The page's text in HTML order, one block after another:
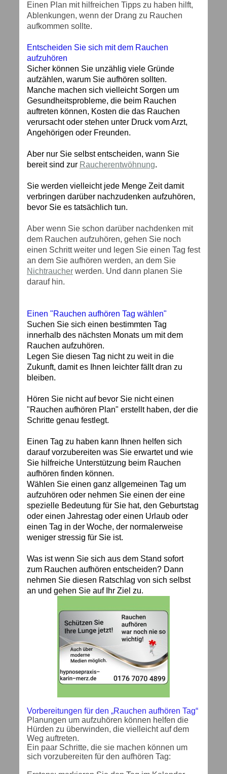
Einen Plan mit hilfreichen Tipps zu haben hilft,
Ablenkungen, wenn der Drang zu Rauchen
aufkommen sollte.
Entscheiden Sie sich mit dem Rauchen
aufzuhören
Sicher können Sie unzählig viele Gründe
aufzählen, warum Sie aufhören sollten.
Manche machen sich vielleicht Sorgen um
Gesundheitsprobleme, die beim Rauchen
auftreten können, Kosten die das Rauchen
verursacht oder stehen unter Druck vom Arzt,
Angehörigen oder Freunden.
Aber nur Sie selbst entscheiden, wann Sie
bereit sind zur Raucherentwöhnung.
Sie werden vielleicht jede Menge Zeit damit
verbringen darüber nachzudenken aufzuhören,
bevor Sie es tatsächlich tun.
Aber wenn Sie schon darüber nachdenken mit
dem Rauchen aufzuhören, gehen Sie noch
einen Schritt weiter und legen Sie einen Tag fest
an dem Sie aufhören werden, an dem Sie
Nichtraucher werden. Und dann planen Sie
darauf hin.
Einen "Rauchen aufhören Tag wählen"
Suchen Sie sich einen bestimmten Tag
innerhalb des nächsten Monats um mit dem
Rauchen aufzuhören.
Legen Sie diesen Tag nicht zu weit in die
Zukunft, damit es Ihnen leichter fällt dran zu
bleiben.
Hören Sie nicht auf bevor Sie nicht einen
"Rauchen aufhören Plan" erstellt haben, der die
Schritte genau festlegt.
Einen Tag zu haben kann Ihnen helfen sich
darauf vorzubereiten was Sie erwartet und wie
Sie hilfreiche Unterstützung beim Rauchen
aufhören finden können.
Wählen Sie einen ganz allgemeinen Tag um
aufzuhören oder nehmen Sie einen der eine
spezielle Bedeutung für Sie hat, den Geburtstag
oder einen Jahrestag oder einen Urlaub oder
einen Tag in der Woche, der normalerweise
weniger stressig für Sie ist.
Was ist wenn Sie sich aus dem Stand sofort
zum Rauchen aufhören entscheiden? Dann
nehmen Sie diesen Ratschlag von sich selbst
an und gehen Sie auf Ihr Ziel zu.
Vorbereitungen für den „Rauchen aufhören Tag“
Planungen um aufzuhören können helfen die
Hürden zu überwinden, die vielleicht auf dem
Weg auftreten.
Ein paar Schritte, die sie machen können um
sich vorzubereiten für den aufhören Tag: